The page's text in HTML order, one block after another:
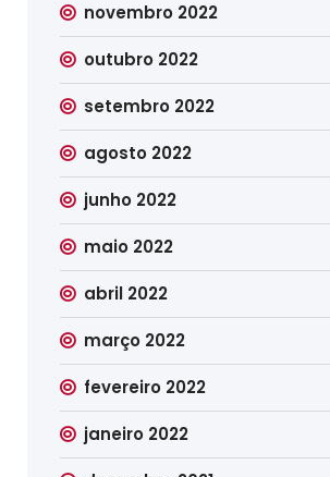
novembro 2022
outubro 2022
setembro 2022
agosto 2022
junho 2022
maio 2022
abril 2022
março 2022
fevereiro 2022
janeiro 2022